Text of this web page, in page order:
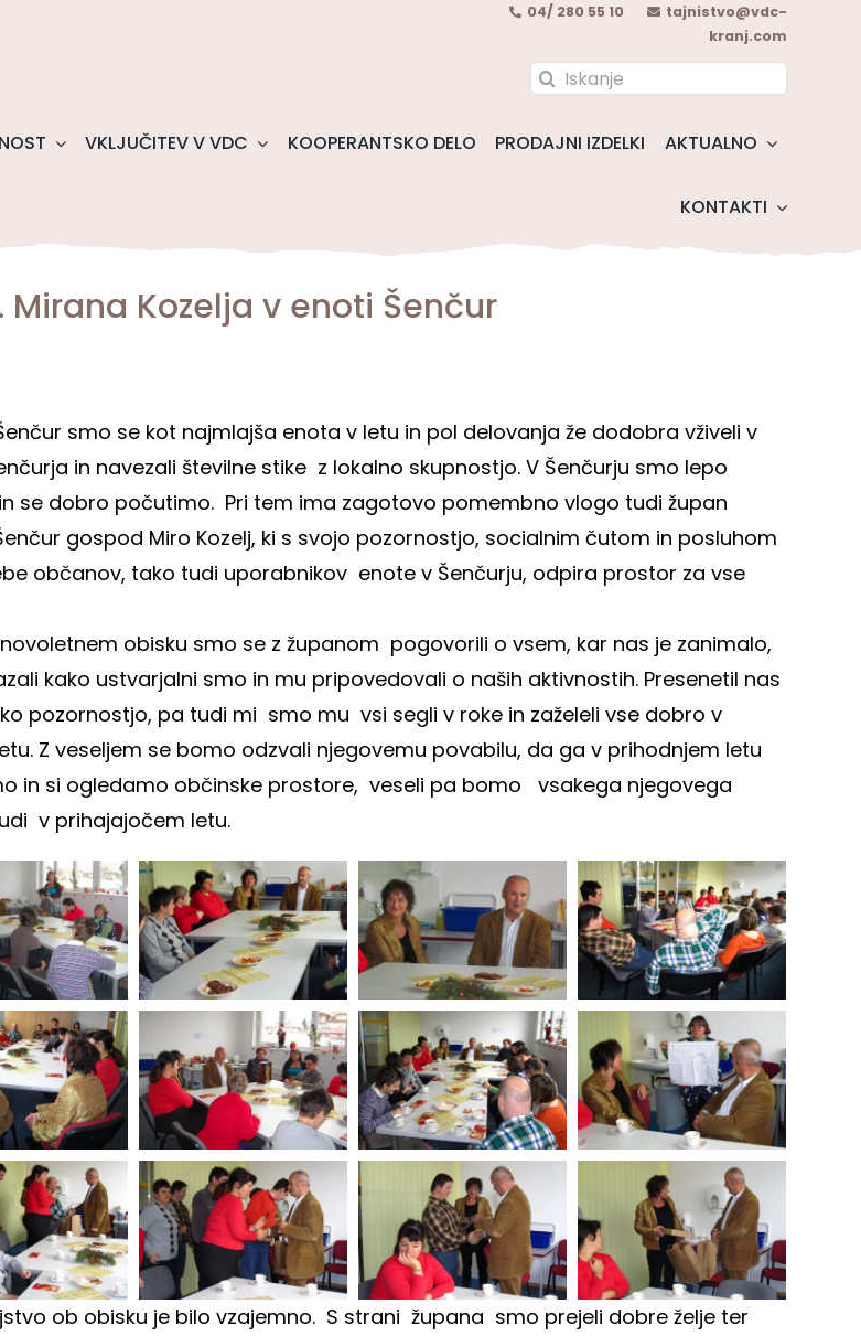
04/ 280 55 10
tajnistvo@vdc-
kranj.com
Search
VKLJUČITEV V VDC KOOPERANTSKO DELO PRODAJNI IZDELKI AKTUALNO
KONTAKTI
Mirana Kozelja v enoti Šenčur
smo se kot najmlajša enota v letu in pol delovanja že dodobra vživeli v
in navezali številne stike z lokalno skupnostjo. V Šenčurju smo lepo
se dobro počutimo. Pri tem ima zagotovo pomembno vlogo tudi župan
gospod Miro Kozelj, ki s svojo pozornostjo, socialnim čutom in posluhom
občanov, tako tudi uporabnikov enote v Šenčurju, odpira prostor za vse
obisku smo se z županom pogovorili o vsem, kar nas je zanimalo,
kako ustvarjalni smo in mu pripovedovali o naših aktivnostih. Presenetil nas
pozornostjo, pa tudi mi smo mu vsi segli v roke in zaželeli vse dobro v
Z veseljem se bomo odzvali njegovemu povabilu, da ga v prihodnjem letu
in si ogledamo občinske prostore, veseli pa bomo vsakega njegovega
v prihajajočem letu.
ob obisku je bilo vzajemno. S strani župana smo prejeli dobre želje ter